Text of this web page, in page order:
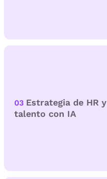
03 Estrategia de HR y
talento con IA